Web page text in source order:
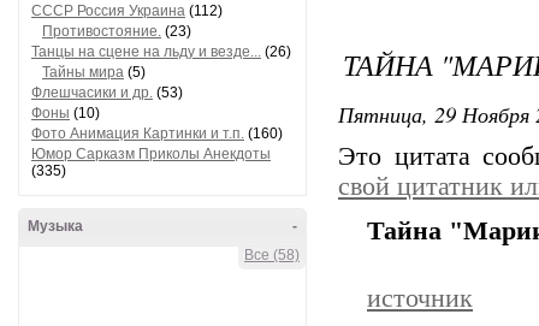
СССР Россия Украина (112)
Противостояние. (23)
Танцы на сцене на льду и везде... (26)
Тайны мира (5)
Флешчасики и др. (53)
Фоны (10)
Фото Анимация Картинки и т.п. (160)
Юмор Сарказм Приколы Анекдоты
(335)
-
Музыка
Все (58)
ТАЙНА
Пятница, 29 Ноября
Это цитата
свой цитатник
Тайна
источник